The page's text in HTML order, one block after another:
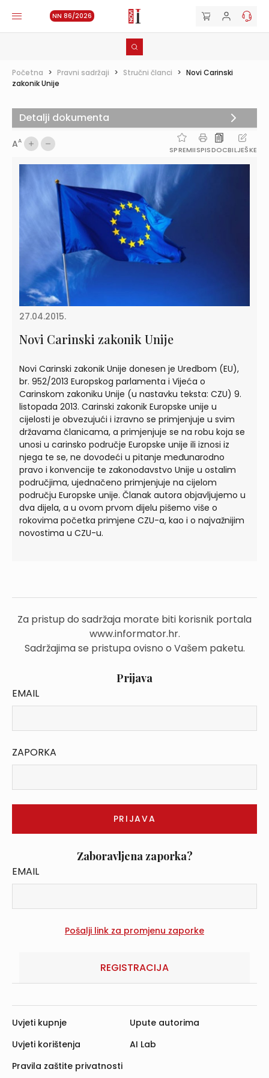
NN 86/2026
Početna > Pravni sadržaji > Stručni članci > Novi Carinski
zakonik Unije
AA
SPREMIISPISDOCBILJEŠKE
27.04.2015.
Novi Carinski zakonik Unije
Novi Carinski zakonik Unije donesen je Uredbom (EU),
br. 952/2013 Europskog parlamenta i Vijeća o
Carinskom zakoniku Unije (u nastavku teksta: CZU) 9.
listopada 2013. Carinski zakonik Europske unije u
cijelosti je obvezujući i izravno se primjenjuje u svim
državama članicama, a primjenjuje se na robu koja se
unosi u carinsko područje Europske unije ili iznosi iz
njega te se, ne dovodeći u pitanje međunarodno
pravo i konvencije te zakonodavstvo Unije u ostalim
područjima, ujednačeno primjenjuje na cijelom
području Europske unije. Članak autora objavljujemo u
dva dijela, a u ovom prvom dijelu pišemo više o
rokovima početka primjene CZU-a, kao i o najvažnijim
novostima u CZU-u.
Za pristup do sadržaja morate biti korisnik portala
www.informator.hr.
Sadržajima se pristupa ovisno o Vašem paketu.
Prijava
EMAIL
ZAPORKA
Zaboravljena zaporka?
EMAIL
REGISTRACIJA
Detalji dokumenta
Uvjeti kupnje
Uvjeti korištenja
Pravila zaštite privatnosti
Upute autorima
AI Lab